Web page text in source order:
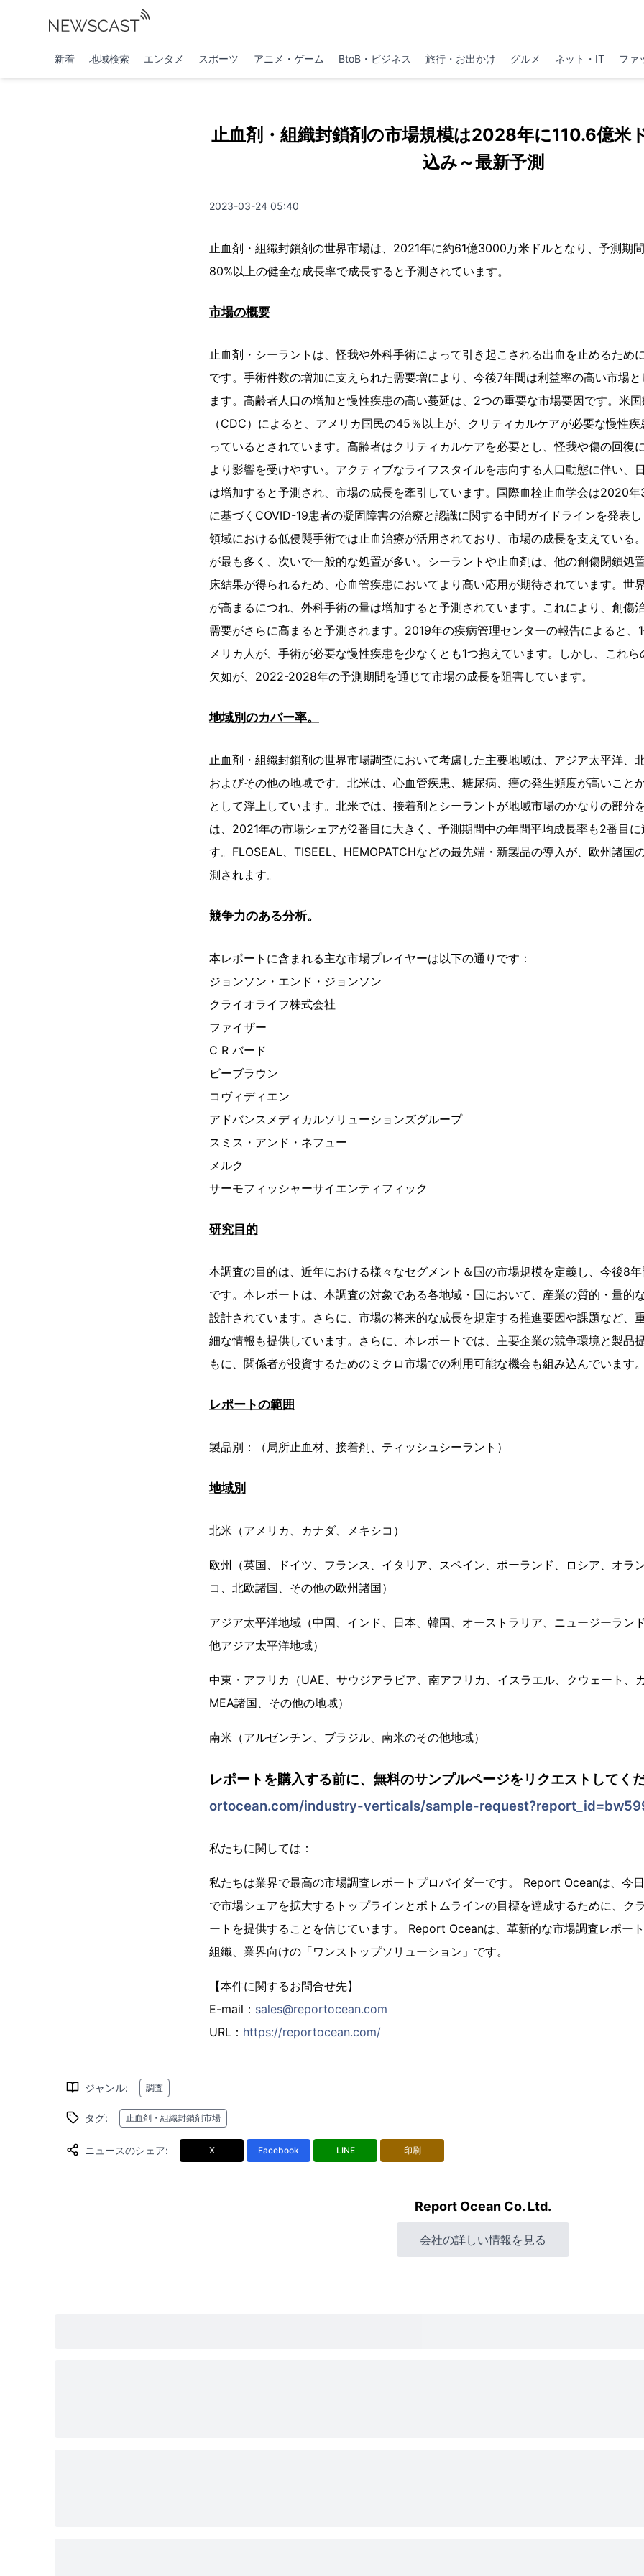
新着 地域検索 エンタメ スポーツ アニメ・ゲーム BtoB・ビジネス 旅行・お出かけ グルメ ネット・IT ファ
止血剤・組織封鎖剤の市場規模は2028年に110.6億米
込み～最新予測
2023-03-24 05:40
止血剤・組織封鎖剤の世界市場は、2021年に約61億3000万米ドルとなり、予測期
80%以上の健全な成長率で成長すると予測されています。
市場の概要
止血剤・シーラントは、怪我や外科手術によって引き起こされる出血を止めるため
です。手術件数の増加に支えられた需要増により、今後7年間は利益率の高い市場
ます。高齢者人口の増加と慢性疾患の高い蔓延は、2つの重要な市場要因です。米
（CDC）によると、アメリカ国民の45％以上が、クリティカルケアが必要な慢性
っているとされています。高齢者はクリティカルケアを必要とし、怪我や傷の回復
より影響を受けやすい。アクティブなライフスタイルを志向する人口動態に伴い、
は増加すると予測され、市場の成長を牽引しています。国際血栓止血学会は2020
に基づくCOVID-19患者の凝固障害の治療と認識に関する中間ガイドラインを発表
領域における低侵襲手術では止血治療が活用されており、市場の成長を支えている
が最も多く、次いで一般的な処置が多い。シーラントや止血剤は、他の創傷閉鎖処
床結果が得られるため、心血管疾患においてより高い応用が期待されています。世
が高まるにつれ、外科手術の量は増加すると予測されています。これにより、創傷
需要がさらに高まると予測されます。2019年の疾病管理センターの報告によると
メリカ人が、手術が必要な慢性疾患を少なくとも1つ抱えています。しかし、これ
欠如が、2022-2028年の予測期間を通じて市場の成長を阻害しています。
地域別のカバー率。
止血剤・組織封鎖剤の世界市場調査において考慮した主要地域は、アジア太平洋、
およびその他の地域です。北米は、心血管疾患、糖尿病、癌の発生頻度が高いこと
として浮上しています。北米では、接着剤とシーラントが地域市場のかなりの部分
は、2021年の市場シェアが2番目に大きく、予測期間中の年間平均成長率も2番目に
す。FLOSEAL、TISEEL、HEMOPATCHなどの最先端・新製品の導入が、欧州諸国
測されます。
競争力のある分析。
本レポートに含まれる主な市場プレイヤーは以下の通りです：
ジョンソン・エンド・ジョンソン
クライオライフ株式会社
ファイザー
C R バード
ビーブラウン
コヴィディエン
アドバンスメディカルソリューションズグループ
スミス・アンド・ネフュー
メルク
サーモフィッシャーサイエンティフィック
研究目的
本調査の目的は、近年における様々なセグメント＆国の市場規模を定義し、今後8
です。本レポートは、本調査の対象である各地域・国において、産業の質的・量的
設計されています。さらに、市場の将来的な成長を規定する推進要因や課題など、
細な情報も提供しています。さらに、本レポートでは、主要企業の競争環境と製品
もに、関係者が投資するためのミクロ市場での利用可能な機会も組み込んでいます。
レポートの範囲
製品別：（局所止血材、接着剤、ティッシュシーラント）
地域別
北米（アメリカ、カナダ、メキシコ）
欧州（英国、ドイツ、フランス、イタリア、スペイン、ポーランド、ロシア、オラ
コ、北欧諸国、その他の欧州諸国）
アジア太平洋地域（中国、インド、日本、韓国、オーストラリア、ニュージーラン
他アジア太平洋地域）
中東・アフリカ（UAE、サウジアラビア、南アフリカ、イスラエル、クウェート、
MEA諸国、その他の地域）
南米（アルゼンチン、ブラジル、南米のその他地域）
レポートを購入する前に、無料のサンプルページをリクエストしてく
ortocean.com/industry-verticals/sample-
私たちに関しては：
私たちは業界で最高の市場調査レポートプロバイダーです。 Report Oceanは、今
で市場シェアを拡大するトップラインとボトムラインの目標を達成するために、ク
ートを提供することを信じています。 Report Oceanは、革新的な市場調査レポート
組織、業界向けの「ワンストップソリューション」です。
【本件に関するお問合せ先】
E-mail： sales@reportocean.com
URL： https://reportocean.com/
ジャンル: 調査
タグ: 止血剤・組織封鎖剤市場
ニュースのシェア: X Facebook LINE 印刷
Report Ocean Co. Ltd.
会社の詳しい情報を見る